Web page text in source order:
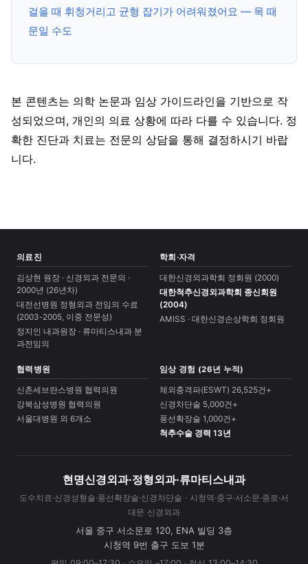
걸을 때 휘청거리고 균형 잡기가 어려워졌어요 — 목 때
문일 수도
본 콘텐츠는 의학 논문과 임상 가이드라인을 기반으로 작
성되었으며, 개인의 의료 상황에 따라 다를 수 있습니다. 정
확한 진단과 치료는 전문의 상담을 통해 결정하시기 바랍
니다.
의료진
김상현 원장 · 신경외과 전문의 ·
2000년 (26년차)
대전선병원 정형외과 전임의 수료
(2003-2005, 이중 전문성)
정지인 내과원장 · 류마티스내과 분
과전임의
학회·자격
대한신경외과학회 정회원 (2000)
대한척추신경외과학회 종신회원
(2004)
AMISS · 대한신경손상학회 정회원
협력병원
신촌세브란스병원 협력의원
강북삼성병원 협력의원
서울대병원 외 6개소
임상 경험 (26년 누적)
체외충격파(ESWT) 26,525건+
신경차단술 5,000건+
풍선확장술 1,000건+
척추수술 경력 13년
현명신경외과·정형외과·류마티스내과
도수치료·신경성형술·풍선확장술·신경차단술 · 시청역·중구·서소문·종로·서
대문 신경외과
서울 중구 서소문로 120, ENA 빌딩 3층
시청역 9번 출구 도보 1분